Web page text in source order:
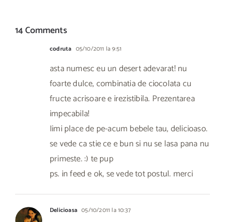
14 Comments
codruta 05/10/2011 la 9:51
asta numesc eu un desert adevarat! nu
foarte dulce, combinatia de ciocolata cu
fructe acrisoare e irezistibila. Prezentarea
impecabila!
Iimi place de pe-acum bebele tau, delicioaso.
se vede ca stie ce e bun si nu se lasa pana nu
primeste. :) te pup
ps. in feed e ok, se vede tot postul. merci
Delicioasa 05/10/2011 la 10:37